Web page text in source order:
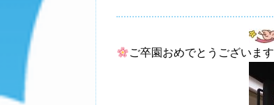
ご卒園おめでとうございます